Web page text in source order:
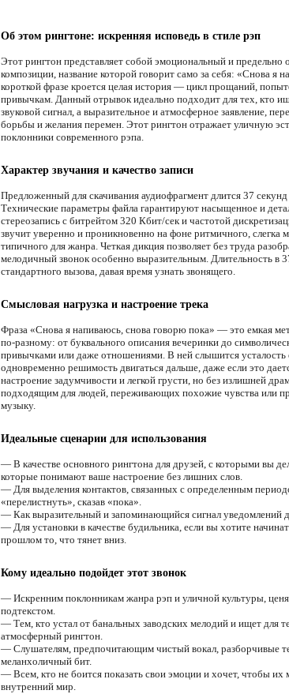
Об этом рингтоне: искренняя исповедь в стиле рэп
Этот рингтон представляет собой эмоциональный и предельно
композиции, название которой говорит само за себя: «Снова я
короткой фразе кроется целая история — цикл прощаний,
привычкам. Данный отрывок идеально подходит для тех, кто
звуковой сигнал, а выразительное и атмосферное заявление,
борьбы и желания перемен. Этот рингтон отражает уличную
поклонники современного рэпа.
Характер звучания и качество записи
Предложенный для скачивания аудиофрагмент длится 37
Технические параметры файла гарантируют насыщенное и
стереозапись с битрейтом 320 Кбит/сек и частотой
звучит уверенно и проникновенно на фоне ритмичного, слегка
типичного для жанра. Четкая дикция позволяет без труда
мелодичный звонок особенно выразительным. Длительность в
стандартного вызова, давая время узнать звонящего.
Смысловая нагрузка и настроение трека
Фраза «Снова я напиваюсь, снова говорю пока» — это емкая
по-разному: от буквального описания вечеринки до
привычками или даже отношениями. В ней слышится
одновременно решимость двигаться дальше, даже если это
настроение задумчивости и легкой грусти, но без излишней
подходящим для людей, переживающих похожие чувства или
музыку.
Идеальные сценарии для использования
— В качестве основного рингтона для друзей, с которыми вы
которые понимают ваше настроение без лишних слов.
— Для выделения контактов, связанных с определенным
«перелистнуть», сказав «пока».
— Как выразительный и запоминающийся сигнал уведомлений
— Для установки в качестве будильника, если вы хотите
прошлом то, что тянет вниз.
Кому идеально подойдет этот звонок
— Искренним поклонникам жанра рэп и уличной культуры,
подтекстом.
— Тем, кто устал от банальных заводских мелодий и ищет для
атмосферный рингтон.
— Слушателям, предпочитающим чистый вокал, разборчивые
меланхоличный бит.
— Всем, кто не боится показать свои эмоции и хочет, чтобы
внутренний мир.